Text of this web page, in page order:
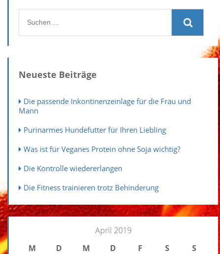
nach:
Neueste Beiträge
Die passende Inkontinenzeinlage für die Frau und
Mann
Purinarmes Hundefutter für Ihren Liebling
Was ist für Veganes Protein ohne Soja wichtig?
Die Kontrolle wiedererlangen
Die Fitness trainieren trotz Behinderung
April 2019
M
D M D F S
S